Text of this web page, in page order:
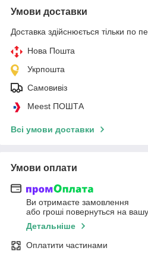
Умови доставки
Доставка здійснюється тільки по
Нова Пошта
Укрпошта
Самовивіз
Meest ПОШТА
Всі умови доставки
Умови оплати
Ви отримаєте замовлення
або гроші повернуться на
Детальніше
Оплатити частинами